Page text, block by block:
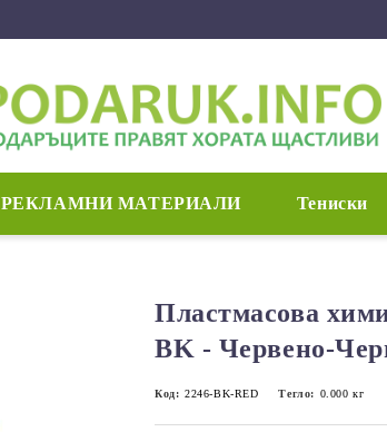
РЕКЛАМНИ МАТЕРИАЛИ Тениски
Пластмасова
BK - Червено-
Код: 2246-BK-RED Тегло: 0.000 кг